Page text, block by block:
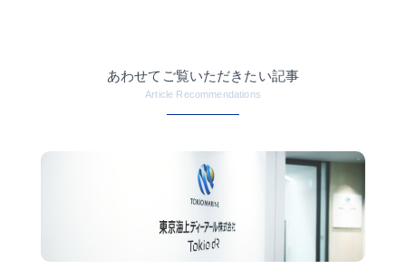
あわせてご覧いただきたい記事
Article Recommendations